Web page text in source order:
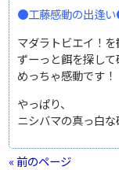
●工藤感動の出逢
マダラトビエイ！を
ずーっと餌を探して
めっちゃ感動です！
やっぱり、
ニシバマの真っ白
« 前のページ